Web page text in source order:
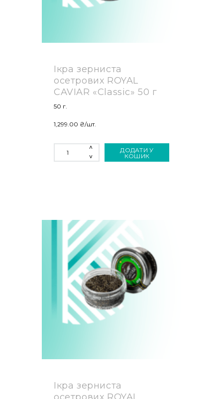
Ікра зерниста
осетрових ROYAL
CAVIAR «Classic» 50 г
50 г.
1,299.00 ₴/шт.
ІКРА
ЗЕРНИСТА
ОСЕТРОВИХ
ROYAL
ДОДАТИ У
КОШИК
Ікра зерниста